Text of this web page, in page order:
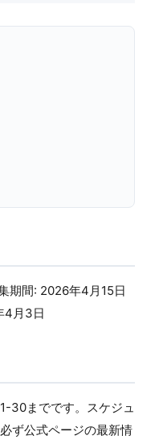
期間: 2026年4月15日
4月3日
30までです。スケジュ
ず公式ページの最新情